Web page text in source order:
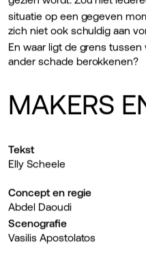
situatie op een gegeven
zich niet ook schuldig aan
En waar ligt de grens
ander schade berokkenen?
MAKERS
Tekst
Elly Scheele
Concept en regie
Abdel Daoudi
Scenografie
Vasilis Apostolatos